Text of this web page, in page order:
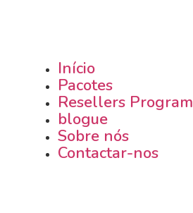
Início
Pacotes
Resellers Program
blogue
Sobre nós
Contactar-nos